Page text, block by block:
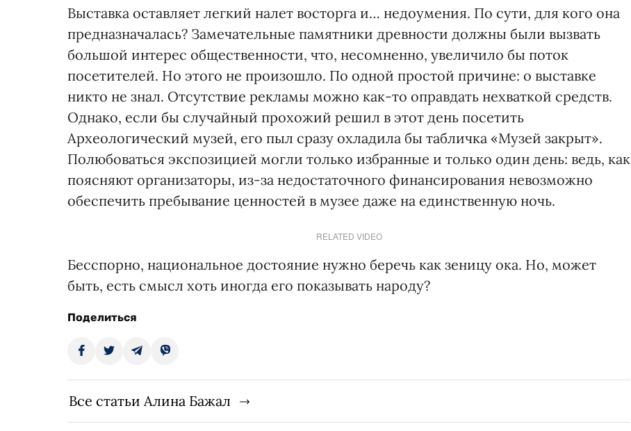
Выставка оставляет легкий налет восторга и… недоумения. По сути, для кого она
предназначалась? Замечательные памятники древности должны были вызвать
большой интерес общественности, что, несомненно, увеличило бы поток
посетителей. Но этого не произошло. По одной простой причине: о выставке
никто не знал. Отсутствие рекламы можно как-то оправдать нехваткой средств.
Однако, если бы случайный прохожий решил в этот день посетить
Археологический музей, его пыл сразу охладила бы табличка «Музей закрыт».
Полюбоваться экспозицией могли только избранные и только один день: ведь, как
поясняют организаторы, из-за недостаточного финансирования невозможно
обеспечить пребывание ценностей в музее даже на единственную ночь.
RELATED VIDEO
Бесспорно, национальное достояние нужно беречь как зеницу ока. Но, может
быть, есть смысл хоть иногда его показывать народу?
Поделиться
Все статьи Алина Бажал